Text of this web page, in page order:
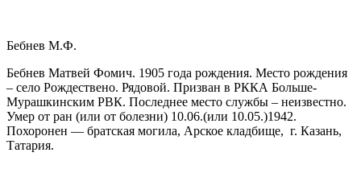
Бебнев М.Ф.
Бебнев Матвей Фомич. 1905 года рождения. Место рождения
– село Рождествено. Рядовой. Призван в РККА Больше-
Мурашкинским РВК. Последнее место службы – неизвестно.
Умер от ран (или от болезни) 10.06.(или 10.05.)1942.
Похоронен — братская могила, Арское кладбище, г. Казань,
Татария.